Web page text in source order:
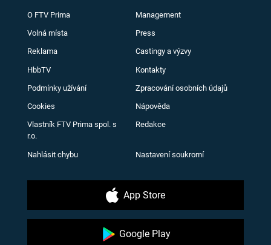
O FTV Prima Management
Volná místa Press
Reklama Castingy a výzvy
HbbTV Kontakty
Podmínky užívání Zpracování osobních údajů
Cookies Nápověda
Vlastník FTV Prima spol. s
r.o.
Redakce
Nahlásit chybu Nastavení soukromí
App Store
Google Play